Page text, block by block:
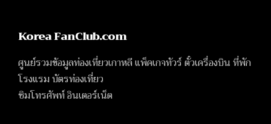
Korea FanClub.com
ศูนย์รวมข้อมูลท่องเที่ยวเกาหลี แพ็คเกจทัวร์ ตั๋วเครื่องบิน ที่พัก
โรงแรม บัตรท่องเที่ยว
ซิมโทรศัพท์ อินเตอร์เน็ต